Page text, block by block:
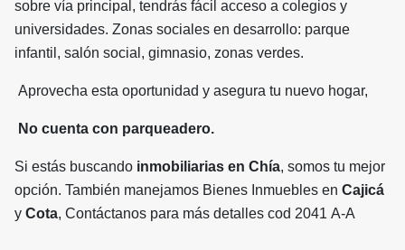
sobre vía principal, tendrás fácil acceso a colegios y
universidades. Zonas sociales en desarrollo: parque
infantil, salón social, gimnasio, zonas verdes.
Aprovecha esta oportunidad y asegura tu nuevo hogar,
No cuenta con parqueadero.
Si estás buscando inmobiliarias en Chía, somos tu mejor
opción. También manejamos Bienes Inmuebles en Cajicá
y Cota, Contáctanos para más detalles cod 2041 A-A